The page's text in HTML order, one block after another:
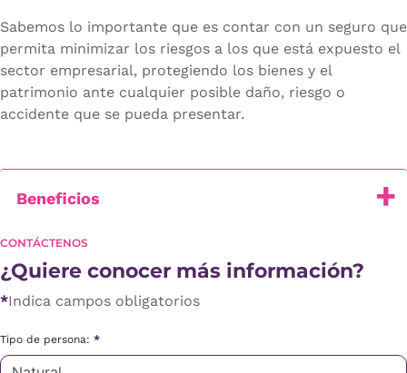
Sabemos lo importante que es contar con un seguro que
permita minimizar los riesgos a los que está expuesto el
sector empresarial, protegiendo los bienes y el
patrimonio ante cualquier posible daño, riesgo o
accidente que se pueda presentar.
Beneficios
CONTÁCTENOS
¿Quiere conocer más información?
*Indica campos obligatorios
Tipo de persona: *